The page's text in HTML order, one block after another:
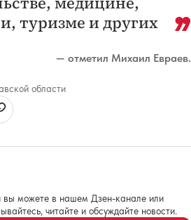
туризме и других
— отметил Михаил Евраев.
области
вы можете в нашем Дзен-канале или
читайте и обсуждайте новости.